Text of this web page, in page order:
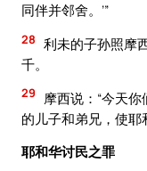
同伴并邻舍。’”
28 利未的子孙照摩
千。
29
摩西说：“今天
的儿子和弟兄，使耶
耶和华讨民之罪